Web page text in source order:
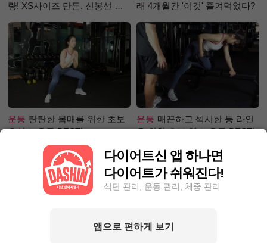
량! XS사이즈 만든, 신봉선 식
래 4개월간 '이것' 즐겨먹었다?
운동 탄탄한 몸매를 위한 초보
유산소 운동 BEST!
운동 매끈하고 섹시한 등 라인
을 위한 초보 헬스 운동 BEST!
다이어트신 앱 하나면
다이어트가 쉬워진다!
식단 관리, 운동 관리, 체중 관리
앱으로 편하게 보기